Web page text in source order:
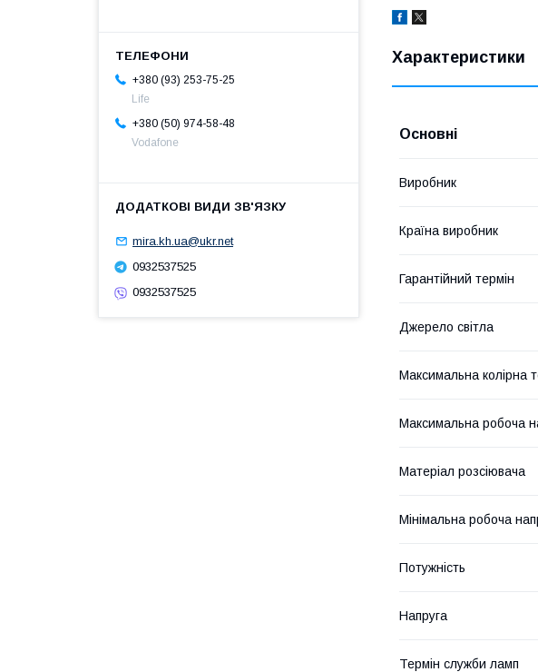
Характеристики
Основні
Виробник
Країна виробник
Гарантійний термін
Джерело світла
Максимальна колірна
Максимальна робоча
Матеріал розсіювача
Мінімальна робоча
Потужність
Напруга
Термін служби ламп
+380 (93) 253-75-25
Life
+380 (50) 974-58-48
Vodafone
mira.kh.ua@ukr.net
0932537525
0932537525